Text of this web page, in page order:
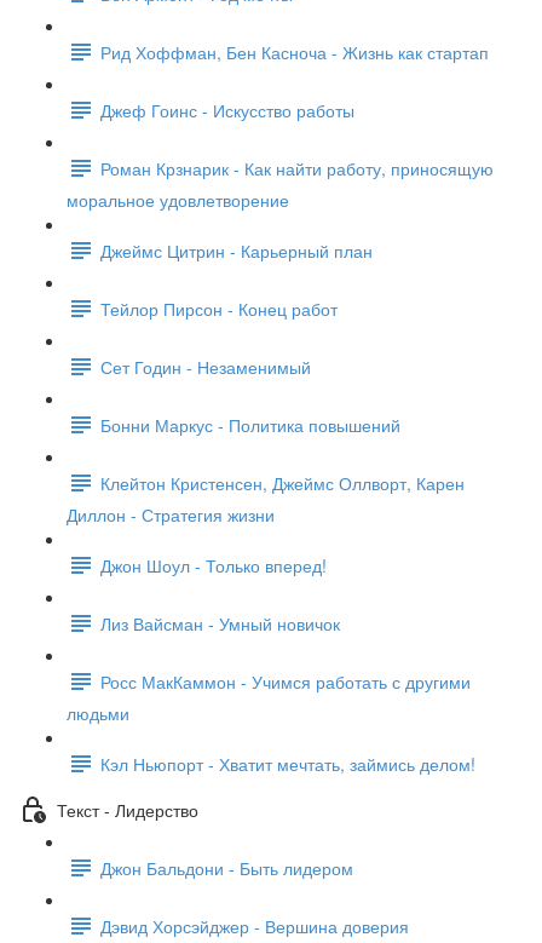
Рид Хоффман, Бен Касноча - Жизнь как стартап
Джеф Гоинс - Искусство работы
Роман Крзнарик - Как найти работу, приносящую
моральное удовлетворение
Джеймс Цитрин - Карьерный план
Тейлор Пирсон - Конец работ
Сет Годин - Незаменимый
Бонни Маркус - Политика повышений
Клейтон Кристенсен, Джеймс Оллворт, Карен
Диллон - Стратегия жизни
Джон Шоул - Только вперед!
Лиз Вайсман - Умный новичок
Росс МакКаммон - Учимся работать с другими
людьми
Кэл Ньюпорт - Хватит мечтать, займись делом!
Текст - Лидерство
Джон Бальдони - Быть лидером
Дэвид Хорсэйджер - Вершина доверия